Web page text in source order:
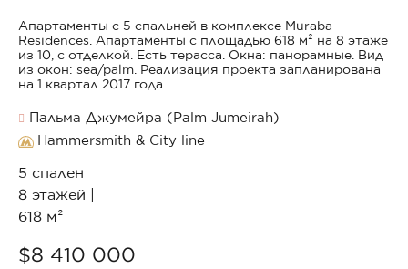
Апартаменты с 5 спальней в комплексе Muraba
Residences. Апартаменты с площадью 618 м² на 8 этаже
из 10, с отделкой. Есть терасса. Окна: панорамные. Вид
из окон: sea/palm. Реализация проекта запланирована
на 1 квартал 2017 года.
Пальма Джумейра (Palm Jumeirah)
Hammersmith & City line
5 спален
8 этажей |
618 м²
$8 410 000